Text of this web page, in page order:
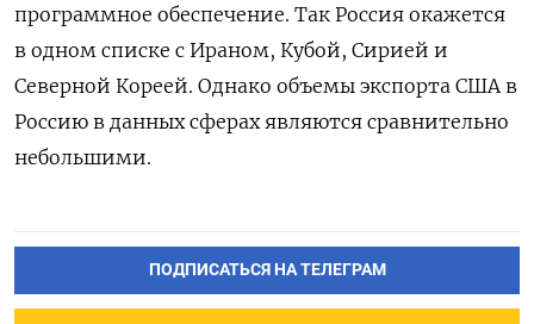
программное обеспечение. Так Россия окажется
в одном списке с Ираном, Кубой, Сирией и
Северной Кореей. Однако объемы экспорта США в
Россию в данных сферах являются сравнительно
небольшими.
ПОДПИСАТЬСЯ НА ТЕЛЕГРАМ